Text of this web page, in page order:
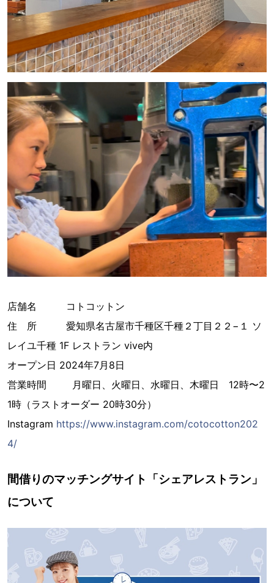
店舗名 コトコットン
住 所 愛知県名古屋市千種区千種２丁目２２−１ ソ
レイユ千種 1F レストラン vive内
オープン日 2024年7月8日
営業時間 月曜日、火曜日、水曜日、木曜日 12時〜2
1時（ラストオーダー 20時30分）
Instagram https://www.instagram.com/cotocotton202
4/
間借りのマッチングサイト「シェアレストラン」
について